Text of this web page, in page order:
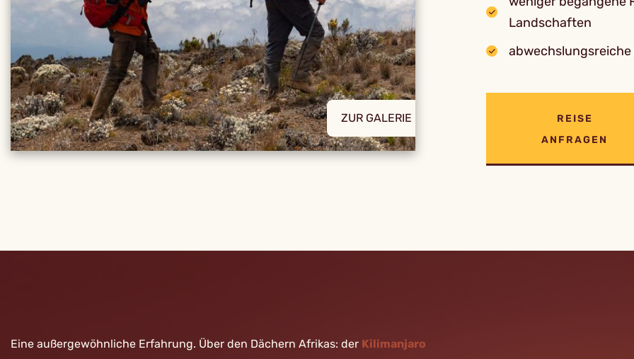
ZUR GALERIE
Landschaften
abwechslungsreiche
REISE
ANFRAGEN
Eine außergewöhnliche Erfahrung. Über den Dächern Afrikas: der Kilimanjaro